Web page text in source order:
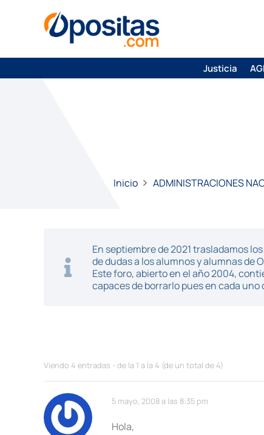
Justicia
Inicio ADMINISTRACIONES
En septiembre de 2021 trasladamos
de dudas a los alumnos y alumnas de
Este foro, abierto en el año 2004,
capaces de borrarlo pues en cada
Viendo 4 entradas - de la 1 a la 4 (de un total de 4)
5 mayo, 2008 a las 8:35 pm
Hola,